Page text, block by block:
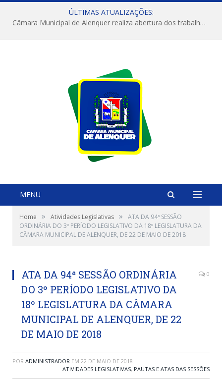
ÚLTIMAS ATUALIZAÇÕES:
Câmara Municipal de Alenquer realiza abertura dos trabalhos do 4º Período Legislativo
MENU
Home » Atividades Legislativas »
ATA DA 94ª SESSÃO
ORDINÁRIA DO 3º PERÍODO LEGISLATIVO DA 18º LEGISLATURA DA
CÂMARA MUNICIPAL DE ALENQUER, DE 22 DE MAIO DE 2018
ATA DA 94ª SESSÃO ORDINÁRIA
DO 3º PERÍODO LEGISLATIVO DA
18º LEGISLATURA DA CÂMARA
MUNICIPAL DE ALENQUER, DE 22
DE MAIO DE 2018
0
POR ADMINISTRADOR EM 22 DE MAIO DE 2018
ATIVIDADES LEGISLATIVAS, PAUTAS E ATAS DAS SESSÕES